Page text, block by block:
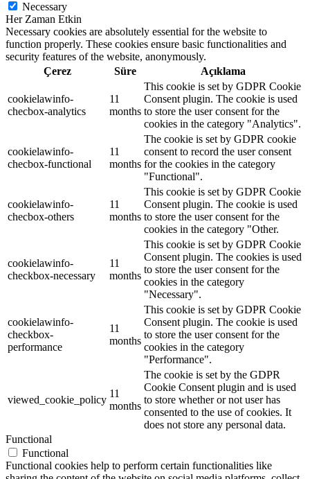
Necessary
Her Zaman Etkin
Necessary cookies are absolutely essential for the website to
function properly. These cookies ensure basic functionalities and
security features of the website, anonymously.
Çerez
Süre Açıklama
cookielawinfo-
checbox-analytics
11
months
This cookie is set by GDPR Cookie
Consent plugin. The cookie is used
to store the user consent for the
cookies in the category "Analytics".
cookielawinfo-
checbox-functional
11
months
The cookie is set by GDPR cookie
consent to record the user consent
for the cookies in the category
"Functional".
cookielawinfo-
checbox-others
11
months
This cookie is set by GDPR Cookie
Consent plugin. The cookie is used
to store the user consent for the
cookies in the category "Other.
cookielawinfo-
checkbox-necessary
11
months
This cookie is set by GDPR Cookie
Consent plugin. The cookies is used
to store the user consent for the
cookies in the category
"Necessary".
cookielawinfo-
checkbox-
performance
11
months
This cookie is set by GDPR Cookie
Consent plugin. The cookie is used
to store the user consent for the
cookies in the category
"Performance".
viewed_cookie_policy
11
months
The cookie is set by the GDPR
Cookie Consent plugin and is used
to store whether or not user has
consented to the use of cookies. It
does not store any personal data.
Functional
Functional
Functional cookies help to perform certain functionalities like